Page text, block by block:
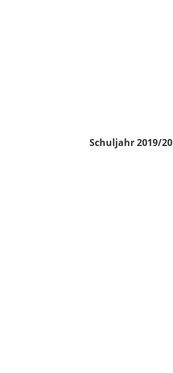
Schuljahr 2019/20